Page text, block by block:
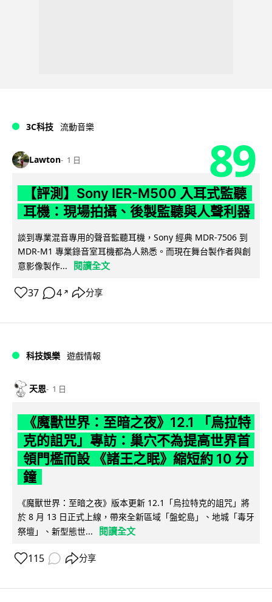
3C科技 流動音樂
Lawton 1 日 89
【評測】Sony IER-M500 入耳式監聽
耳機：現場拍攝、後製監聽與人聲利器
談到專業混音專用的聲音監聽耳機，Sony 經典 MDR-7506 到
MDR-M1 專業錄音室耳機都為人熟悉。而現在舞台製作者與創
意影像製作...
閱讀全文
37 4 ↗ 分享
科技娛樂 遊戲情報
天恩 1 日
《魔獸世界：至暗之夜》12.1 「烏拉特
克的詛咒」專訪：巢穴不為提高世界首
領門檻而設 《諸王之眠》縮短約 10 分
鐘
《魔獸世界：至暗之夜》版本更新 12.1「烏拉特克的詛咒」將
於 8 月 13 日正式上線，帶來全新區域「盤蛇島」、地城「毒牙
祭壇」、新型態世...
閱讀全文
115 分享